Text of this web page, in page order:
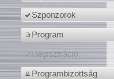
Szponzorok
Program
Regisztráció
Programbizottság